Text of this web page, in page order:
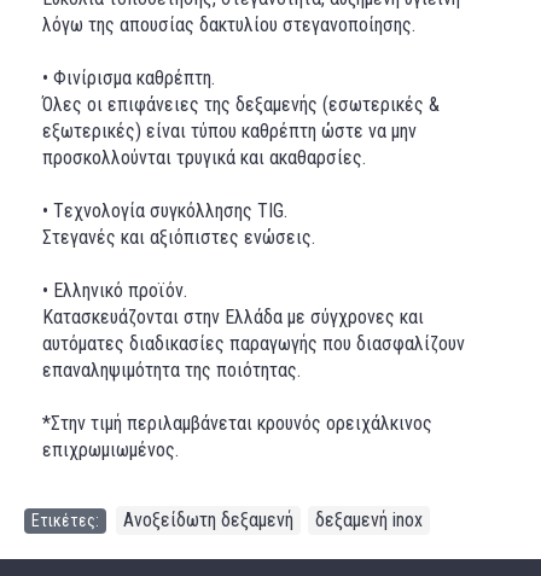
λόγω της απουσίας δακτυλίου στεγανοποίησης.
• Φινίρισμα καθρέπτη.
Όλες οι επιφάνειες της δεξαμενής (εσωτερικές &
εξωτερικές) είναι τύπου καθρέπτη ώστε να μην
προσκολλούνται τρυγικά και ακαθαρσίες.
• Tεχνολογία συγκόλλησης TIG.
Στεγανές και αξιόπιστες ενώσεις.
• Ελληνικό προϊόν.
Κατασκευάζονται στην Ελλάδα με σύγχρονες και
αυτόματες διαδικασίες παραγωγής που διασφαλίζουν
επαναληψιμότητα της ποιότητας.
*Στην τιμή περιλαμβάνεται κρουνός ορειχάλκινος
επιχρωμιωμένος.
Ετικέτες: Ανοξείδωτη δεξαμενή δεξαμενή inox